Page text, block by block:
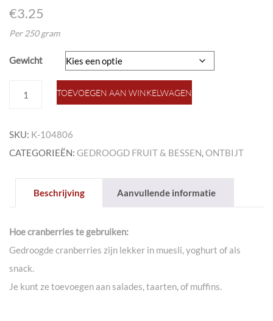
€3.25
Per 250 gram
Gewicht
heel
TOEVOEGEN AAN WINKELWAGEN
SKU: K-104806
CATEGORIEËN: GEDROOGD FRUIT & BESSEN,ONTBIJT
Beschrijving Aanvullende informatie
Hoe cranberries te gebruiken:
Gedroogde cranberries zijn lekker in muesli, yoghurt of als
snack.
Je kunt ze toevoegen aan salades, taarten, of muffins.